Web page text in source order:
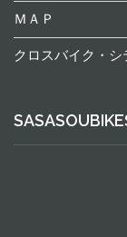
ＭＡＰ
クロスバイク・